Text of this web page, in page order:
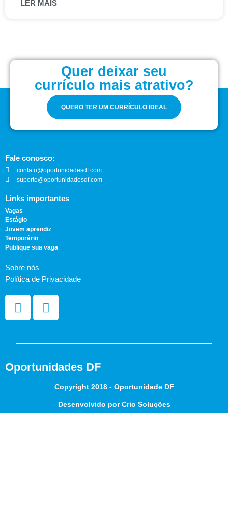
LER MAIS
Quer deixar seu
currículo mais atrativo?
QUERO TER UM CURRÍCULO IDEAL
Fale conosco:
contato@oportunidadesdf.com
suporte@oportunidadesdf.com
Links importantes
Vagas
Estágio
Jovem aprendiz
Temporário
Publique sua vaga
Sobre nós
Política de Privacidade
Oportunidades DF
Copyright 2018 - Oportunidade DF
Desenvolvido por Crio Soluções